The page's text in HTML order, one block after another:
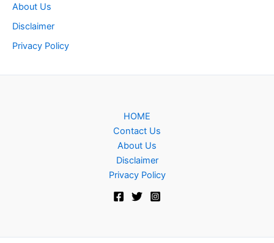
About Us
Disclaimer
Privacy Policy
HOME
Contact Us
About Us
Disclaimer
Privacy Policy